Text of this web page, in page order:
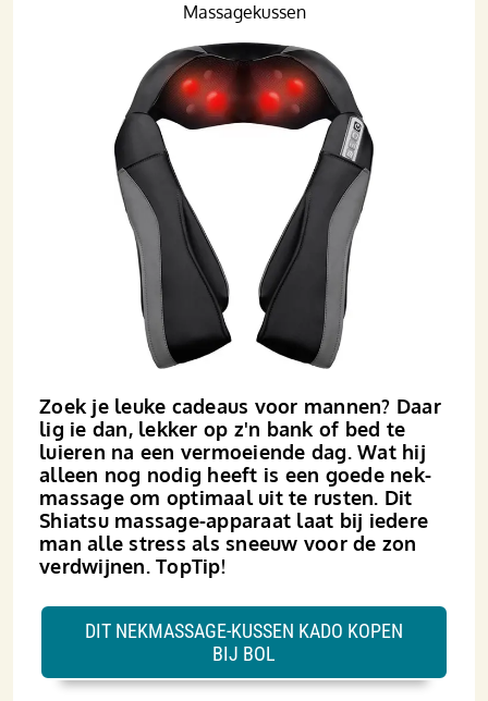
Zoek je leuke cadeaus voor mannen? Daar
lig ie dan, lekker op z'n bank of bed te
luieren na een vermoeiende dag. Wat hij
alleen nog nodig heeft is een goede nek­­
massage om optimaal uit te rusten. Dit
Shiatsu massage-apparaat laat bij iedere
man alle stress als sneeuw voor de zon
verdwijnen. TopTip!
Massagekussen
DIT NEKMASSAGE-KUSSEN KADO KOPEN
BIJ BOL